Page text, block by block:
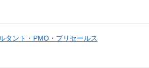
タント・PMO・プリセールス